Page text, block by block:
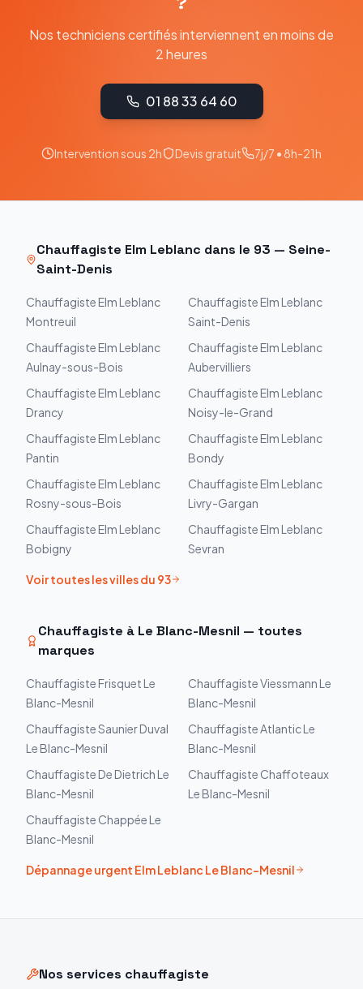
Nos techniciens certifiés interviennent en moins de
2 heures
01 88 33 64 60
Intervention sous 2h Devis gratuit 7j/7 • 8h-21h
Chauffagiste Elm Leblanc dans le 93 — Seine-
Saint-Denis
Chauffagiste Elm Leblanc
Montreuil
Chauffagiste Elm Leblanc
Saint-Denis
Chauffagiste Elm Leblanc
Aulnay-sous-Bois
Chauffagiste Elm Leblanc
Aubervilliers
Chauffagiste Elm Leblanc
Drancy
Chauffagiste Elm Leblanc
Noisy-le-Grand
Chauffagiste Elm Leblanc
Pantin
Chauffagiste Elm Leblanc
Bondy
Chauffagiste Elm Leblanc
Rosny-sous-Bois
Chauffagiste Elm Leblanc
Livry-Gargan
Chauffagiste Elm Leblanc
Bobigny
Chauffagiste Elm Leblanc
Sevran
Voir toutes les villes du 93
Chauffagiste à Le Blanc-Mesnil — toutes
marques
Chauffagiste Frisquet Le
Blanc-Mesnil
ChauffagisteViessmann Le
Blanc-Mesnil
ChauffagisteSaunier Duval
Le Blanc-Mesnil
ChauffagisteAtlanticLe
Blanc-Mesnil
Chauffagiste De Dietrich Le
Blanc-Mesnil
Chauffagiste Chaffoteaux
Le Blanc-Mesnil
Chauffagiste Chappée Le
Blanc-Mesnil
Dépannage urgent Elm Leblanc Le Blanc-Mesnil
Nos services chauffagiste